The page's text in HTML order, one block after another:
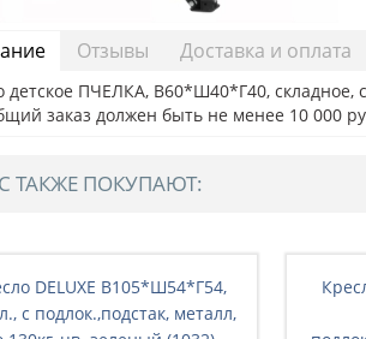
Отзывы Доставка и оплата
детское ПЧЕЛКА, В60*Ш40*Г40, складное,
заказ должен быть не менее 10 000
ТАКЖЕ ПОКУПАЮТ:
DELUXE В105*Ш54*Г54,
с подлок.,подстак, металл,